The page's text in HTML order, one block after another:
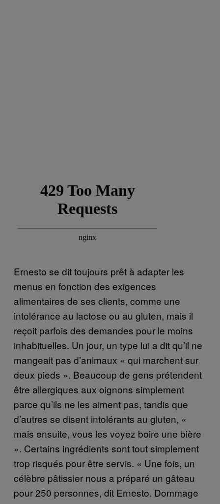
Ernesto se dit toujours prêt à adapter les
menus en fonction des exigences
alimentaires de ses clients, comme une
intolérance au lactose ou au gluten, mais il
reçoit parfois des demandes pour le moins
inhabituelles. Un jour, un type lui a dit qu’il ne
mangeait pas d’animaux « qui marchent sur
deux pieds ». Beaucoup de gens prétendent
être allergiques aux oignons simplement
parce qu’ils ne les aiment pas, tandis que
d’autres se disent intolérants au gluten, «
mais ensuite, vous les voyez boire une bière
». Certains ingrédients sont tout simplement
trop risqués pour être servis. « Une fois, un
célèbre pâtissier nous a préparé un gâteau
pour 250 personnes, dit Ernesto. Dommage